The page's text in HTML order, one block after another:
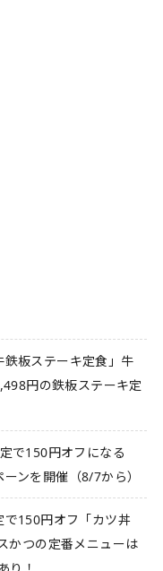
鉄板ステーキ定食」牛
円の鉄板ステーキ定
で150円オフになる
ーンを開催（8/7から）
で150円オフ「カツ丼
かつの定番メニューは